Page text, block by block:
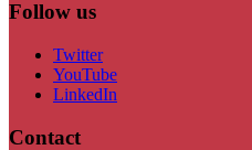
Follow us
Twitter
YouTube
LinkedIn
Contact